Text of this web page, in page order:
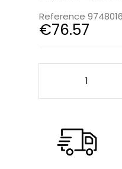
Reference
€76.57